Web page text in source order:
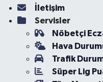
İletişim
Servisler
Nöbetçi
Hava
Trafik
Süper Lig